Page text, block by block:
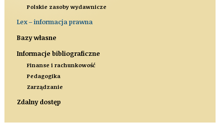
Polskie zasoby wydawnicze
Lex – informacja prawna
Bazy własne
Informacje bibliograficzne
Finanse i rachunkowość
Pedagogika
Zarządzanie
Zdalny dostęp